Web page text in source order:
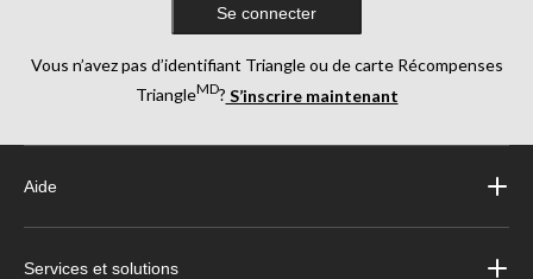
Se connecter
Vous n’avez pas d’identifiant Triangle ou de carte Récompenses
TriangleMD? S’inscrire maintenant
Aide
Services et solutions